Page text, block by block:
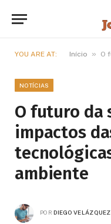
YOU ARE AT: Início » O
NOTÍCIAS
O futuro da
impactos
ambiente
POR DIEGO VELÁZQUEZ